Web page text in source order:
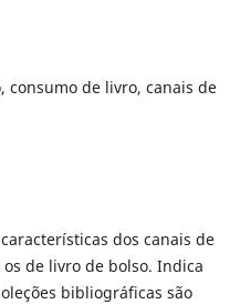
consumo de livro, canais de
dos canais de
de livro de bolso. Indica
bibliográficas são